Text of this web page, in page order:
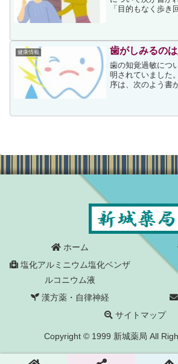
「目的もなく歩き
れ、転倒や脱水症
様々な危険が伴い
健康情報 歯がしみるの
歯の知覚過敏につ
明されていました
序は、次のよう書
質が欠けたり、ヒ
ホーム
塩化アルミニウム塩化ベンザ
ルコニウム液
漢方薬・自律神経
サイトマップ
Copyright © 1999 新城薬局 All